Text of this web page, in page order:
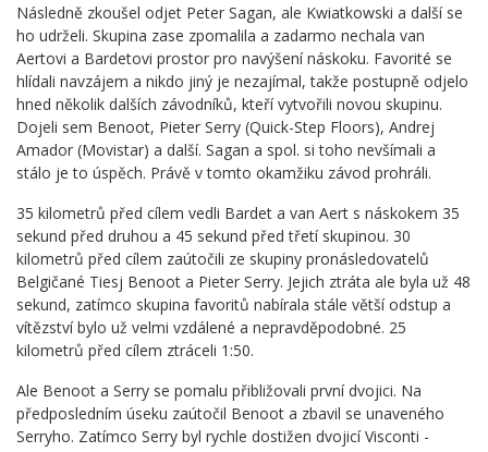
Následně zkoušel odjet Peter Sagan, ale Kwiatkowski a další se
ho udrželi. Skupina zase zpomalila a zadarmo nechala van
Aertovi a Bardetovi prostor pro navýšení náskoku. Favorité se
hlídali navzájem a nikdo jiný je nezajímal, takže postupně odjelo
hned několik dalších závodníků, kteří vytvořili novou skupinu.
Dojeli sem Benoot, Pieter Serry (Quick-Step Floors), Andrej
Amador (Movistar) a další. Sagan a spol. si toho nevšímali a
stálo je to úspěch. Právě v tomto okamžiku závod prohráli.
35 kilometrů před cílem vedli Bardet a van Aert s náskokem 35
sekund před druhou a 45 sekund před třetí skupinou. 30
kilometrů před cílem zaútočili ze skupiny pronásledovatelů
Belgičané Tiesj Benoot a Pieter Serry. Jejich ztráta ale byla už 48
sekund, zatímco skupina favoritů nabírala stále větší odstup a
vítězství bylo už velmi vzdálené a nepravděpodobné. 25
kilometrů před cílem ztráceli 1:50.
Ale Benoot a Serry se pomalu přibližovali první dvojici. Na
předposledním úseku zaútočil Benoot a zbavil se unaveného
Serryho. Zatímco Serry byl rychle dostižen dvojicí Visconti -